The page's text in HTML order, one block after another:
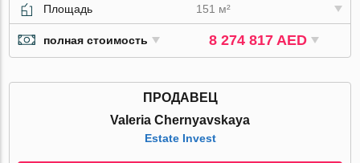
Площадь
151 м²
полная стоимость 8 274 817 AED
ПРОДАВЕЦ
Valeria Chernyavskaya
Estate Invest